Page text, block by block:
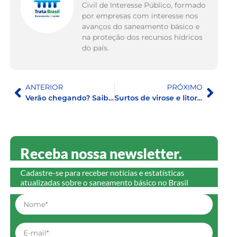
Civil de Interesse Público, formado
por empresas com interesse nos
avanços do saneamento básico e
na proteção dos recursos hídricos
do país.
ANTERIOR
Verão chegando? Saiba como cuidar da sua saúde e economizar água
PRÓXIMO
Surtos de virose e litorais contaminados: universalização do saneamento pode demorar até 2070
Receba nossa newsletter.
Cadastre-se para receber notícias e estatísticas
atualizadas sobre o saneamento básico no Brasil